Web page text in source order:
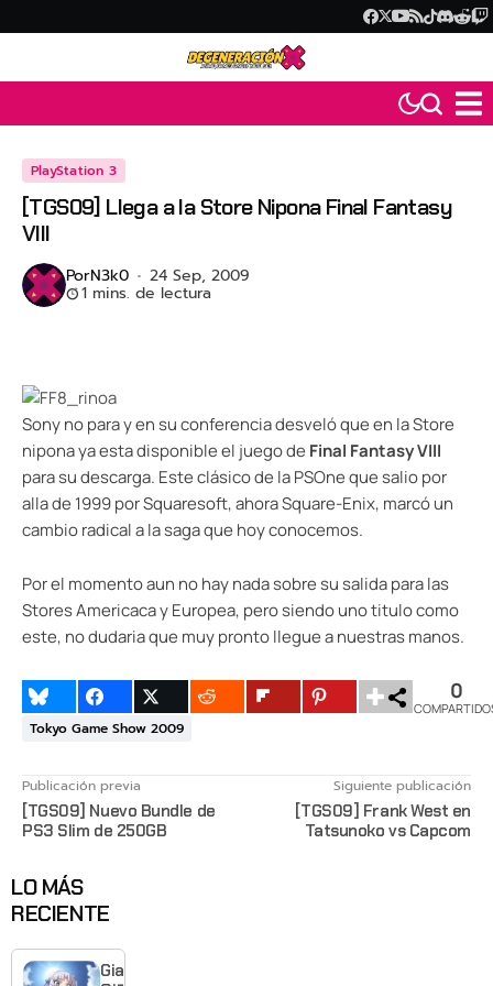
PlayStation 3
[TGS09] Llega a la Store Nipona Final Fantasy
VIII
PorN3k0 24 Sep, 2009
1 mins. de lectura
Sony no para y en su conferencia desveló que en la Store
nipona ya esta disponible el juego de Final Fantasy VIII
para su descarga. Este clásico de la PSOne que salio por
alla de 1999 por Squaresoft, ahora Square-Enix, marcó un
cambio radical a la saga que hoy conocemos.
Por el momento aun no hay nada sobre su salida para las
Stores Americaca y Europea, pero siendo uno titulo como
este, no dudaria que muy pronto llegue a nuestras manos.
0
Tokyo Game Show 2009
Publicación previa
[TGS09] Nuevo Bundle de
PS3 Slim de 250GB
Siguiente publicación
[TGS09] Frank West en
Tatsunoko vs Capcom
LO MÁS
RECIENTE
Giant